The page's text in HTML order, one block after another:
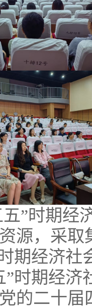
”时期经
源，采
期经济
”时期经
的二十届